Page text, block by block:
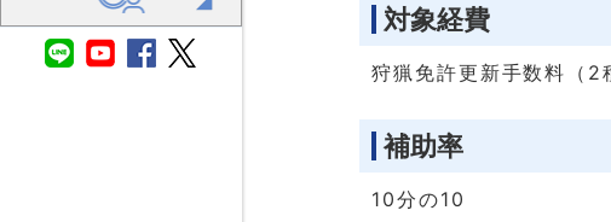
対象経費
狩猟免許更新手数料（2
補助率
10分の10